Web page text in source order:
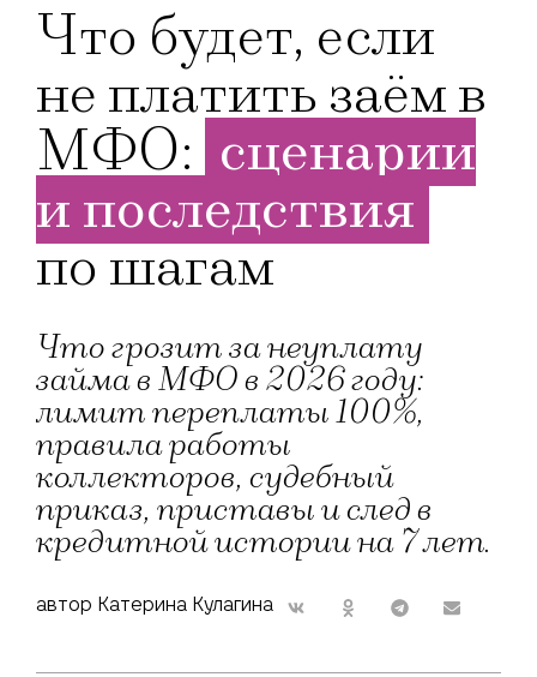
Что будет, если
не платить заём в
МФО: сценарии
и последствия
по шагам
Что грозит за неуплату
займа в МФО в 2026 году:
лимит переплаты 100%,
правила работы
коллекторов, судебный
приказ, приставы и след в
кредитной истории на 7 лет.
автор Катерина Кулагина